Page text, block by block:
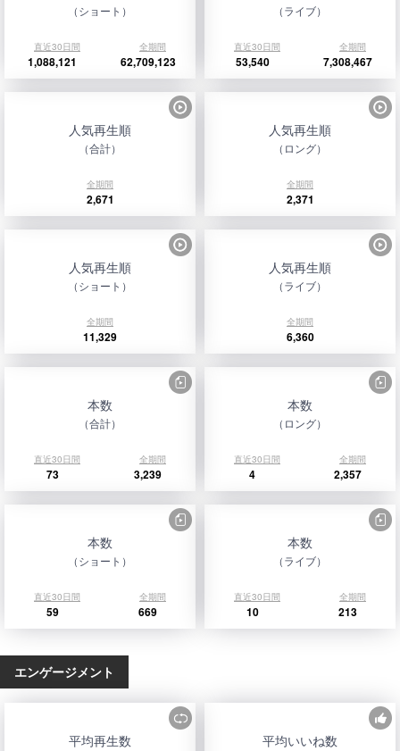
（ショート）
直近30日間 全期間
1,088,121 62,709,123
（ライブ）
直近30日間 全期間
53,540 7,308,467
人気再生順
（合計）
全期間
2,671
人気再生順
（ロング）
全期間
2,371
人気再生順
（ショート）
全期間
11,329
人気再生順
（ライブ）
全期間
6,360
本数
（合計）
直近30日間 全期間
73 3,239
本数
（ロング）
直近30日間 全期間
4 2,357
本数
（ショート）
直近30日間 全期間
59 669
本数
（ライブ）
直近30日間 全期間
10 213
エンゲージメント
平均再生数 平均いいね数